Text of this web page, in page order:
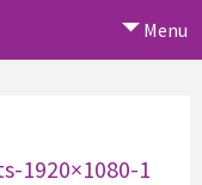
Menu
1920×1080-1